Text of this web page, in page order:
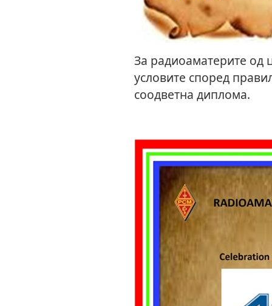
За радиоаматерите од
условите според
соодветна диплома.